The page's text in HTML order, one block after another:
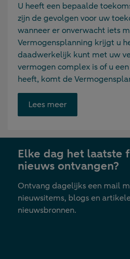
U heeft een bepaalde
zijn de gevolgen voor uw
wanneer er onverwacht iets
Vermogensplanning krijgt u
daadwerkelijk kunt met uw
vermogen complex is of u
heeft, komt de
Lees meerOpent
link
nieuwe
tab
Elke dag het laatste
nieuws ontvangen?
Ontvang dagelijks een mail
nieuwsitems, blogs en
nieuwsbronnen.